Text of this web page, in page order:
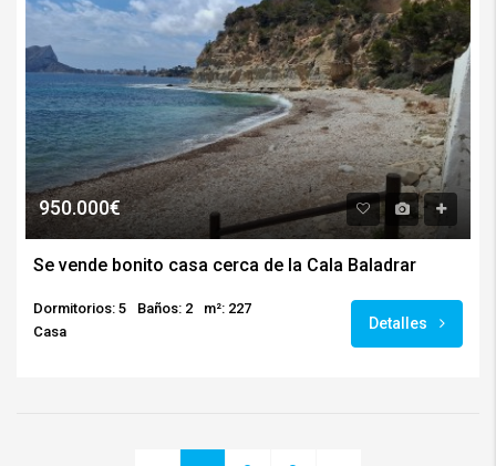
950.000€
Se vende bonito casa cerca de la Cala Baladrar
Dormitorios: 5 Baños: 2
m²: 227
Casa
Detalles